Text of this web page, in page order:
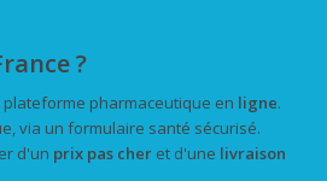
?
pharmaceutique en ligne.
via un formulaire santé sécurisé.
d'un prix pas cher et d'une livraison